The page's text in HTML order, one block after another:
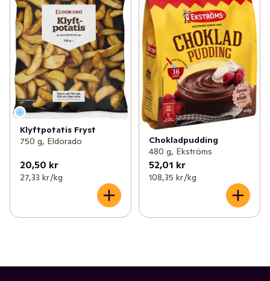
Klyftpotatis Fryst
750 g, Eldorado
20,50 kr
27,33 kr /kg
Chokladpudding
480 g, Ekströms
52,01 kr
108,35 kr /kg